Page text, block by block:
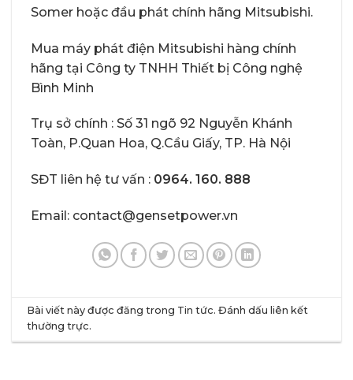
Somer hoặc đầu phát chính hãng Mitsubishi.
Mua máy phát điện Mitsubishi hàng chính
hãng tại Công ty TNHH Thiết bị Công nghệ
Bình Minh
Trụ sở chính : Số 31 ngõ 92 Nguyễn Khánh
Toàn, P.Quan Hoa, Q.Cầu Giấy, TP. Hà Nội
SĐT liên hệ tư vấn : 0964. 160. 888
Email: contact@gensetpower.vn
Bài viết này được đăng trong Tin tức. Đánh dấu liên kết
thường trực.